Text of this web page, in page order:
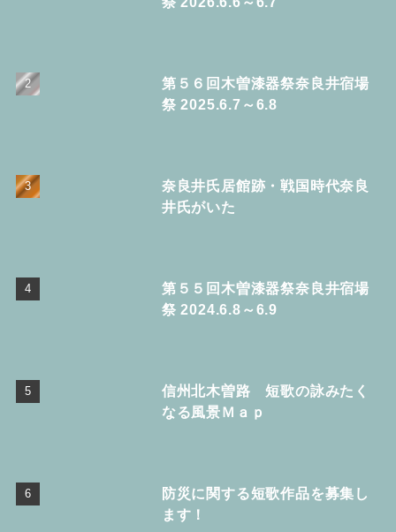
第５６回木曽漆器祭奈良井宿場
祭 2025.6.7～6.8
奈良井氏居館跡・戦国時代奈良
井氏がいた
第５５回木曽漆器祭奈良井宿場
祭 2024.6.8～6.9
信州北木曽路 短歌の詠みたく
なる風景Ｍａｐ
防災に関する短歌作品を募集し
ます！